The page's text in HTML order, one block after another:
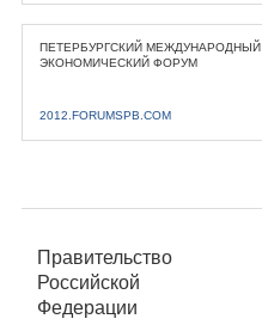
ПЕТЕРБУРГСКИЙ МЕЖДУНАРОДНЫЙ
ЭКОНОМИЧЕСКИЙ ФОРУМ
2012.FORUMSPB.COM
Правительство
Российской
Федерации